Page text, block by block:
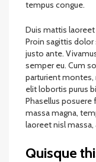
tempus congue.
Duis mattis
Proin sagittis
justo ante.
semper eu. Cum
parturient montes,
elit lobortis purus
Phasellus
massa magna,
laoreet nisl
Quisque